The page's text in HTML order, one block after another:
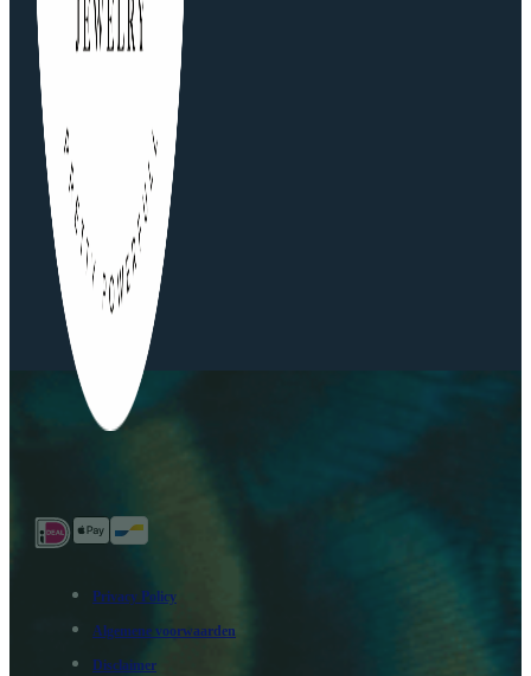
Privacy Policy
Algemene voorwaarden
Disclaimer